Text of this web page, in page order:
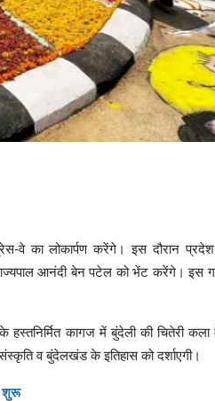
वे का लोकार्पण करेंगे। इस दौरान
आनंदी बेन पटेल को भेंट करेंगे।
हस्तनिर्मित कागज में बुंदेली की चितेरी
व बुंदेलखंड के इतिहास को दर्शाएगी।
शुरू